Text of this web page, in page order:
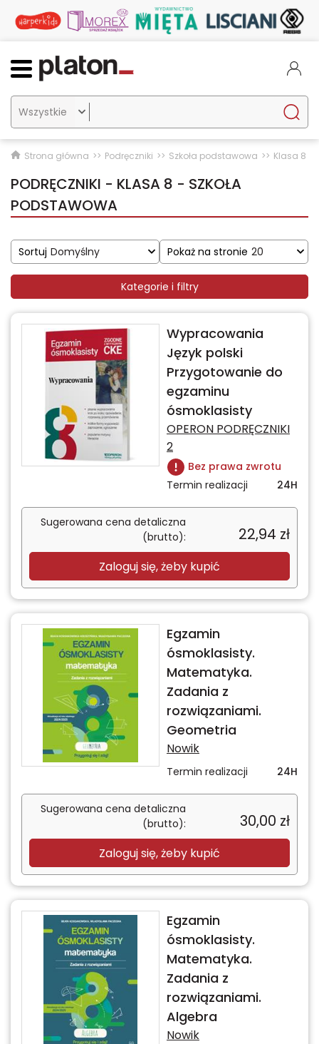

Strona główna Podręczniki Szkoła podstawowa Klasa 8
PODRĘCZNIKI - KLASA 8 - SZKOŁA
PODSTAWOWA
Sortuj Domyślny Pokaż na stronie 20
Kategorie i filtry
Wypracowania
Język polski
Przygotowanie do
egzaminu
ósmoklasisty
OPERON PODRĘCZNIKI
2
Bez prawa zwrotu
Termin realizacji
24H
Sugerowana cena detaliczna
(brutto):
22,94 zł
Zaloguj się, żeby kupić
Egzamin
ósmoklasisty.
Matematyka.
Zadania z
rozwiązaniami.
Geometria
Nowik
Termin realizacji 24H
Sugerowana cena detaliczna
(brutto):
30,00 zł
Zaloguj się, żeby kupić
Egzamin
ósmoklasisty.
Matematyka.
Zadania z
rozwiązaniami.
Algebra
Nowik